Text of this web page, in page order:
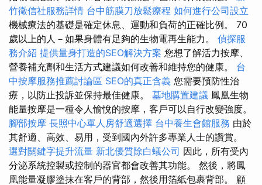
竹徵信社服務詳情 台中筋膜刀放鬆療程 如何進行公司設立
機械療法的基礎是確定休息、運動和負荷的正確比例。 70
歲以上的人－如果身體有足夠的生物電再生能力。 偵探服
務介紹 提供量身打造的SEO解決方案 您想了解活力按摩、
營養補充劑和生活方式建議如何改善和維持您的健康。 台
中按摩服務推薦討論區 SEO的真正含義 您需要預防性治
療，以防止投訴並保持最佳健康。 墓地購置建議 鳳凰生物
能量按摩是一種令人愉悅的按摩，客戶可以自行改變強度。
腳部按摩 長照中心單人房舒適選擇 台中養生會館服務 由於
其舒適、高效、易用，受到國內外許多專業人士的讚賞。
選對關鍵字提升流量 新北優質除白蟻公司 因此，所有受內
分泌系統控製或控制的器官都會改善其功能。 然後，將鳳
凰能量凝膠塗抹在客戶的背部，然後用箔紙包裹背部。 顧